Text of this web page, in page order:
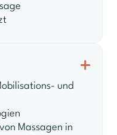
und
Massagen in